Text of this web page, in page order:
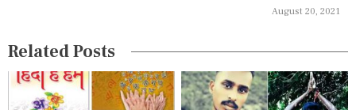
o
n
August 20, 2021
Related Posts